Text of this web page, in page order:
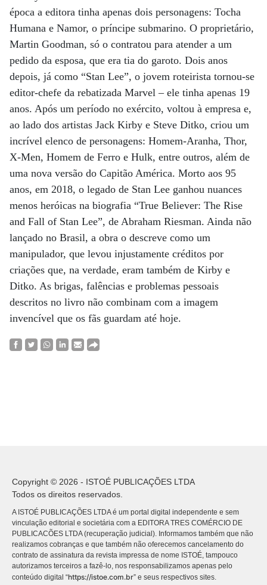
época a editora tinha apenas dois personagens: Tocha
Humana e Namor, o príncipe submarino. O proprietário,
Martin Goodman, só o contratou para atender a um
pedido da esposa, que era tia do garoto. Dois anos
depois, já como “Stan Lee”, o jovem roteirista tornou-se
editor-chefe da rebatizada Marvel – ele tinha apenas 19
anos. Após um período no exército, voltou à empresa e,
ao lado dos artistas Jack Kirby e Steve Ditko, criou um
incrível elenco de personagens: Homem-Aranha, Thor,
X-Men, Homem de Ferro e Hulk, entre outros, além de
uma nova versão do Capitão América. Morto aos 95
anos, em 2018, o legado de Stan Lee ganhou nuances
menos heróicas na biografia “True Believer: The Rise
and Fall of Stan Lee”, de Abraham Riesman. Ainda não
lançado no Brasil, a obra o descreve como um
manipulador, que levou injustamente créditos por
criações que, na verdade, eram também de Kirby e
Ditko. As brigas, falências e problemas pessoais
descritos no livro não combinam com a imagem
invencível que os fãs guardam até hoje.
Copyright © 2026 - ISTOÉ PUBLICAÇÕES LTDA
Todos os direitos reservados.
A ISTOÉ PUBLICAÇÕES LTDA é um portal digital independente e sem
vinculação editorial e societária com a EDITORA TRES COMÉRCIO DE
PUBLICACÕES LTDA (recuperação judicial). Informamos também que não
realizamos cobranças e que também não oferecemos cancelamento do
contrato de assinatura da revista impressa de nome ISTOÉ, tampouco
autorizamos terceiros a fazê-lo, nos responsabilizamos apenas pelo
conteúdo digital “https://istoe.com.br” e seus respectivos sites.